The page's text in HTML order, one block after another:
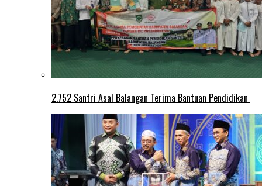
2.752 Santri Asal Balangan Terima Bantuan Pendidikan